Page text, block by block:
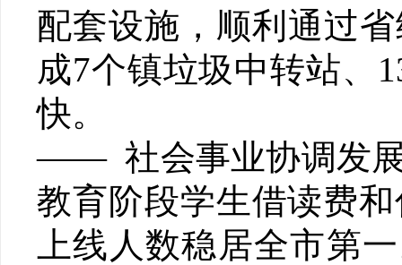
配套设施，顺利通过
成7个镇垃圾中转站、
快。
—— 社会事业协调发展
教育阶段学生借读费
上线人数稳居全市第